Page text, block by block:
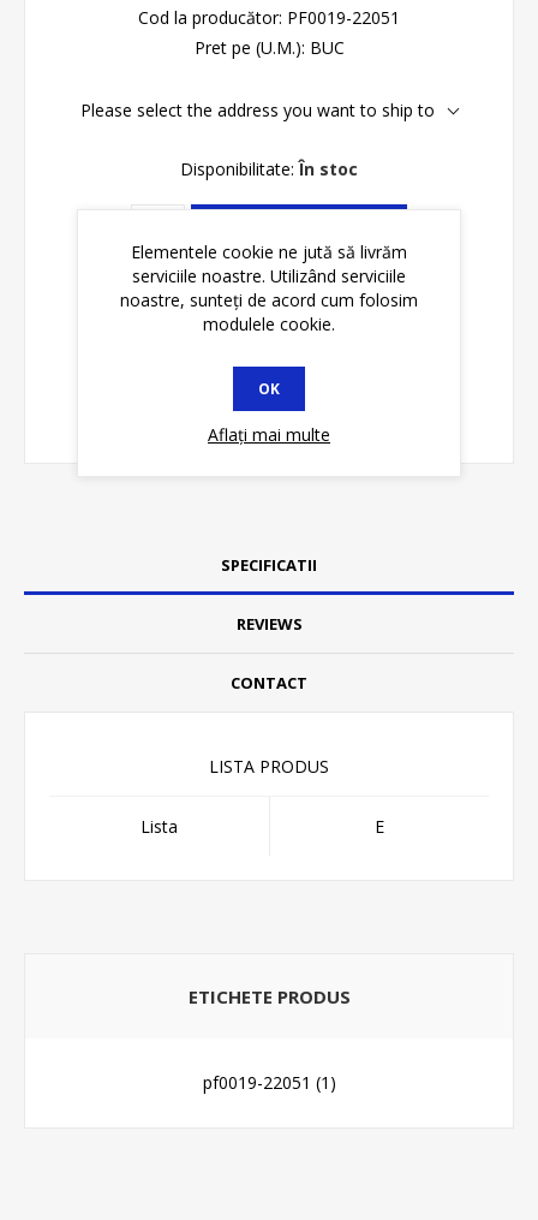
Cod la producător: PF0019-22051
Pret pe (U.M.): BUC
Please select the address you want to ship to
Disponibilitate: În stoc
SPECIFICATII
REVIEWS
CONTACT
LISTA PRODUS
Lista E
ETICHETE PRODUS
pf0019-22051 (1)
Elementele cookie ne jută să livrăm
serviciile noastre. Utilizând serviciile
noastre, sunteți de acord cum folosim
modulele cookie.
OK
Aflați mai multe